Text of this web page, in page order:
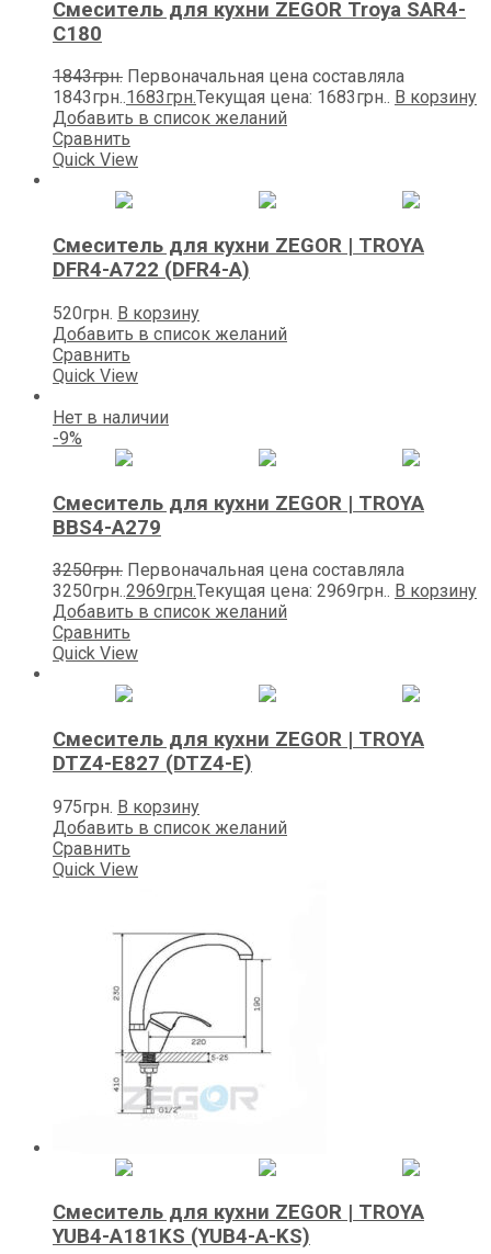
Смеситель для кухни ZEGOR Trоya SAR4-
C180
1843грн. Первоначальная цена составляла
1843грн..1683грн.Текущая цена: 1683грн.. В корзину
Добавить в список желаний
Сравнить
Quick View
Смеситель для кухни ZEGOR | TROYA
DFR4-А722 (DFR4-A)
520грн. В корзину
Добавить в список желаний
Сравнить
Quick View
Нет в наличии
-9%
Смеситель для кухни ZEGOR | TROYA
BBS4-A279
3250грн. Первоначальная цена составляла
3250грн..2969грн.Текущая цена: 2969грн.. В корзину
Добавить в список желаний
Сравнить
Quick View
Смеситель для кухни ZEGOR | TROYA
DTZ4-E827 (DTZ4-E)
975грн. В корзину
Добавить в список желаний
Сравнить
Quick View
Смеситель для кухни ZEGOR | TROYA
YUB4-А181KS (YUB4-A-KS)